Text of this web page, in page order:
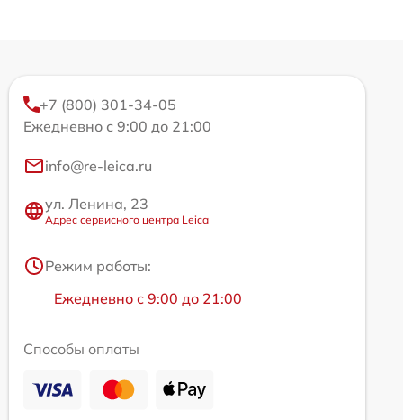
+7 (800) 301-34-05
Ежедневно с 9:00 до 21:00
info@re-leica.ru
ул. Ленина, 23
Адрес сервисного центра Leica
Режим работы:
Ежедневно с 9:00 до 21:00
Способы оплаты